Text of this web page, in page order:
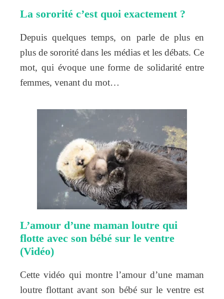
La sororité c’est quoi exactement ?
Depuis quelques temps, on parle de plus en
plus de sororité dans les médias et les débats. Ce
mot, qui évoque une forme de solidarité entre
femmes, venant du mot…
L’amour d’une maman loutre qui
flotte avec son bébé sur le ventre
(Vidéo)
Cette vidéo qui montre l’amour d’une maman
loutre flottant avant son bébé sur le ventre est